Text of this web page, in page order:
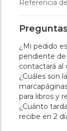
Referencia
¿Mi pedido
pendiente
contactará al
¿Cuáles son
para libros y
¿Cuánto
recibe en 2